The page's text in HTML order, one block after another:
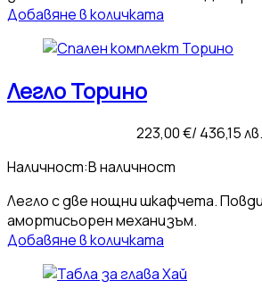
Добавяне в количката
Легло Торино
223,00€/ 436,15 лв.
Наличност:В наличност
Легло с две нощни шкафчета.
амортисьорен механизъм.
Добавяне в количката